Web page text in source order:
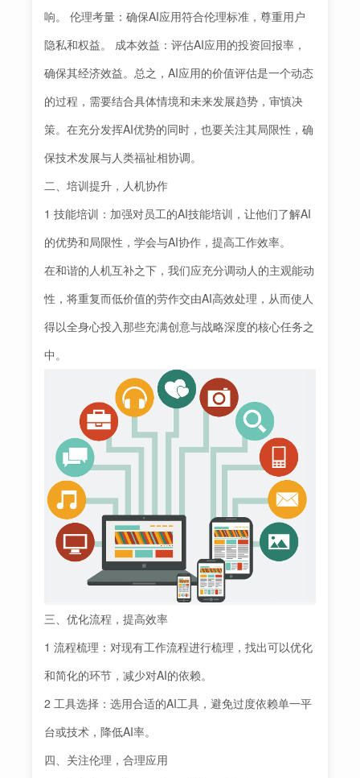
响。 伦理考量：确保AI应用符合伦理标准，尊重用户
隐私和权益。 成本效益：评估AI应用的投资回报率，
确保其经济效益。总之，AI应用的价值评估是一个动态
的过程，需要结合具体情境和未来发展趋势，审慎决
策。在充分发挥AI优势的同时，也要关注其局限性，确
保技术发展与人类福祉相协调。
二、培训提升，人机协作
1 技能培训：加强对员工的AI技能培训，让他们了解AI
的优势和局限性，学会与AI协作，提高工作效率。
在和谐的人机互补之下，我们应充分调动人的主观能动
性，将重复而低价值的劳作交由AI高效处理，从而使人
得以全身心投入那些充满创意与战略深度的核心任务之
中。
三、优化流程，提高效率
1 流程梳理：对现有工作流程进行梳理，找出可以优化
和简化的环节，减少对AI的依赖。
2 工具选择：选用合适的AI工具，避免过度依赖单一平
台或技术，降低AI率。
四、关注伦理，合理应用